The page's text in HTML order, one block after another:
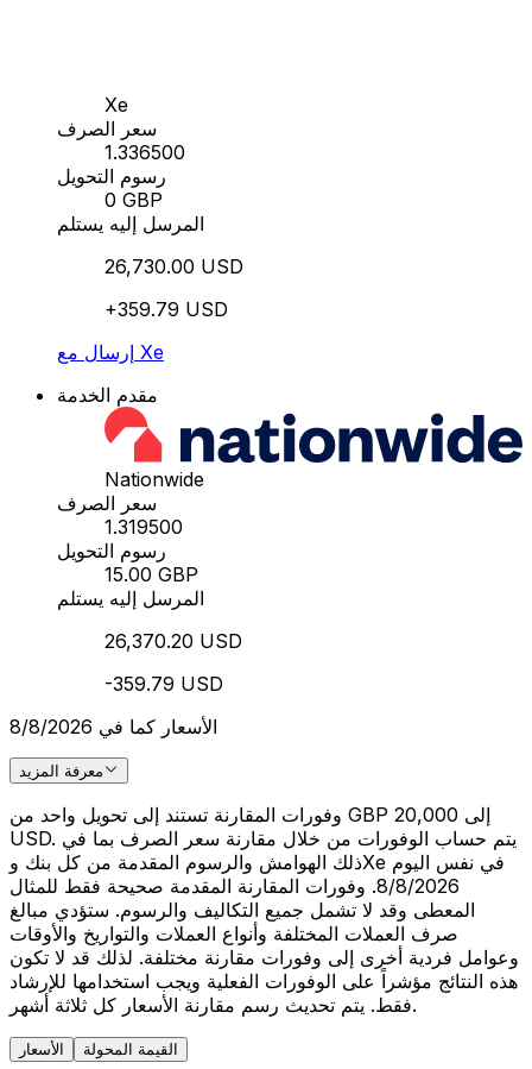
Xe
سعر الصرف
1.336500
رسوم التحويل
0 GBP
المرسل إليه يستلم
26,730.00 USD
+359.79 USD
إرسال مع Xe
مقدم الخدمة
Nationwide
سعر الصرف
1.319500
رسوم التحويل
15.00 GBP
المرسل إليه يستلم
26,370.20 USD
-359.79 USD
الأسعار كما في 8/8/2026
معرفة المزيد
وفورات المقارنة تستند إلى تحويل واحد من GBP 20,000 إلى
USD. يتم حساب الوفورات من خلال مقارنة سعر الصرف بما في
ذلك الهوامش والرسوم المقدمة من كل بنك وXe في نفس اليوم
8/8/2026. وفورات المقارنة المقدمة صحيحة فقط للمثال
المعطى وقد لا تشمل جميع التكاليف والرسوم. ستؤدي مبالغ
صرف العملات المختلفة وأنواع العملات والتواريخ والأوقات
وعوامل فردية أخرى إلى وفورات مقارنة مختلفة. لذلك قد لا تكون
هذه النتائج مؤشراً على الوفورات الفعلية ويجب استخدامها للإرشاد
فقط. يتم تحديث رسم مقارنة الأسعار كل ثلاثة أشهر.
الأسعار القيمة المحولة